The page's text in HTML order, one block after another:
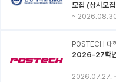
모집 (상시모
~
POSTECH 대
2026-27학년
2026.07.27.